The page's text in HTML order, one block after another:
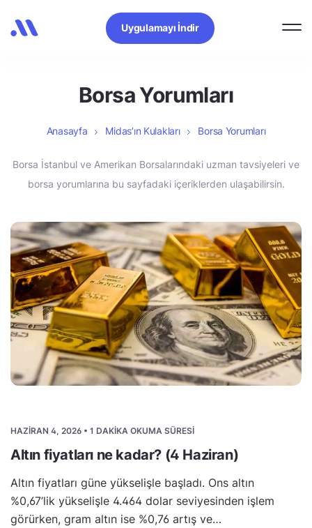
Uygulamayı İndir
Borsa Yorumları
Anasayfa Midas’ın Kulakları Borsa Yorumları
Borsa İstanbul ve Amerikan Borsalarındaki uzman tavsiyeleri ve
borsa yorumlarına bu sayfadaki içeriklerden ulaşabilirsin.
HAZIRAN 4, 2026 • 1 DAKIKA OKUMA SÜRESI
Altın fiyatları ne kadar? (4 Haziran)
Altın fiyatları güne yükselişle başladı. Ons altın
%0,67’lik yükselişle 4.464 dolar seviyesinden işlem
görürken, gram altın ise %0,76 artış ve…